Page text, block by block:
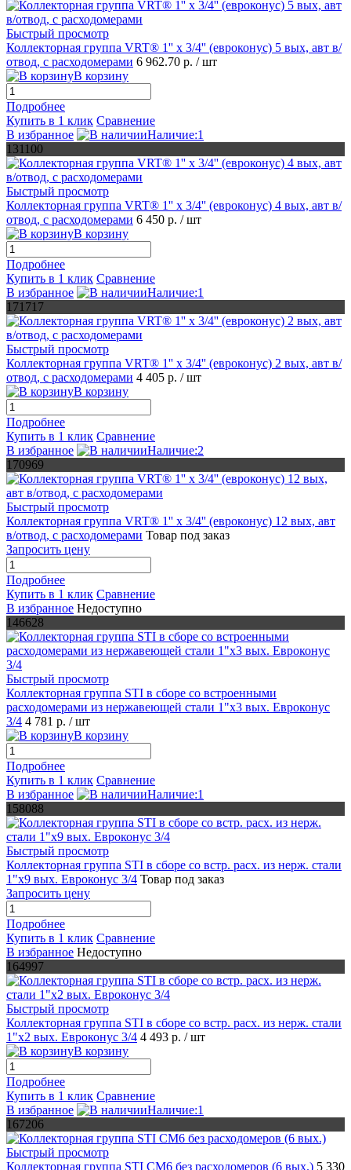
Быстрый просмотр
Коллекторная группа VRT® 1'' х 3/4'' (евроконус) 5 вых, авт в/
отвод, c расходомерами 6 962.70 р. / шт
В корзину
Подробнее
Купить в 1 клик Сравнение
В избранное
Наличие:1
131100
Быстрый просмотр
Коллекторная группа VRT® 1'' х 3/4'' (евроконус) 4 вых, авт в/
отвод, c расходомерами 6 450 р. / шт
В корзину
Подробнее
Купить в 1 клик Сравнение
В избранное
Наличие:1
171717
Быстрый просмотр
Коллекторная группа VRT® 1'' х 3/4'' (евроконус) 2 вых, авт в/
отвод, c расходомерами 4 405 р. / шт
В корзину
Подробнее
Купить в 1 клик Сравнение
В избранное
Наличие:2
170969
Быстрый просмотр
Коллекторная группа VRT® 1'' х 3/4'' (евроконус) 12 вых, авт
в/отвод, c расходомерами Товар под заказ
Запросить цену
Подробнее
Купить в 1 клик Сравнение
В избранное Недоступно
146628
Быстрый просмотр
Коллекторная группа STI в сборе со встроенными
расходомерами из нержавеющей стали 1"х3 вых. Евроконус
3/4 4 781 р. / шт
В корзину
Подробнее
Купить в 1 клик Сравнение
В избранное
Наличие:1
158088
Быстрый просмотр
Коллекторная группа STI в сборе со встр. расх. из нерж. стали
1"х9 вых. Евроконус 3/4 Товар под заказ
Запросить цену
Подробнее
Купить в 1 клик Сравнение
В избранное Недоступно
164997
Быстрый просмотр
Коллекторная группа STI в сборе со встр. расх. из нерж. стали
1"х2 вых. Евроконус 3/4 4 493 р. / шт
В корзину
Подробнее
Купить в 1 клик Сравнение
В избранное
Наличие:1
167206
Быстрый просмотр
Коллекторная группа STI CM6 без расходомеров (6 вых.) 5 330